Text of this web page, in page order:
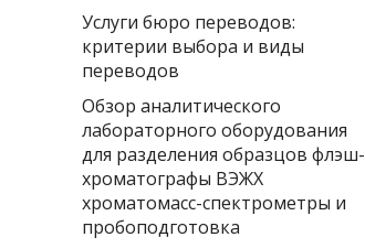
Услуги бюро переводов:
критерии выбора и виды
переводов
Обзор аналитического
лабораторного оборудования
для разделения образцов флэш-
хроматографы ВЭЖХ
хроматомасс-спектрометры и
пробоподготовка